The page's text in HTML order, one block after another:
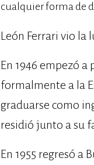
cualquier forma de
León Ferrari vio la
En 1946 empezó
formalmente a la
graduarse como
residió junto a su
En 1955 regresó a